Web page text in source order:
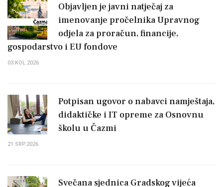
Objavljen je javni natječaj za
imenovanje pročelnika Upravnog
odjela za proračun, financije,
gospodarstvo i EU fondove
03.KOL.2026
Potpisan ugovor o nabavci namještaja,
didaktičke i IT opreme za Osnovnu
školu u Čazmi
21.SRP.2026
Svečana sjednica Gradskog vijeća